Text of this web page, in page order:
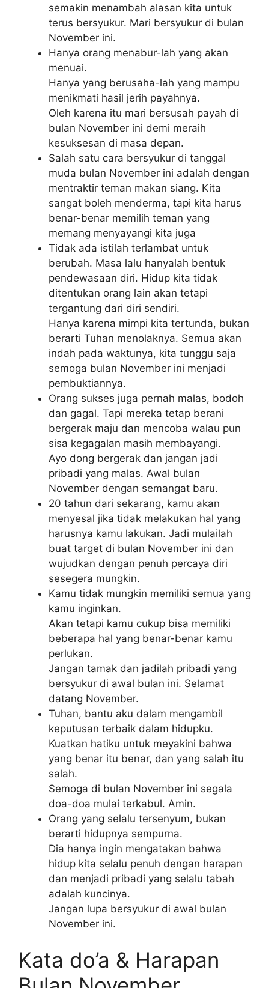
semakin menambah alasan kita untuk
terus bersyukur. Mari bersyukur di bulan
November ini.
Hanya orang menabur-lah yang akan
menuai.
Hanya yang berusaha-lah yang mampu
menikmati hasil jerih payahnya.
Oleh karena itu mari bersusah payah di
bulan November ini demi meraih
kesuksesan di masa depan.
Salah satu cara bersyukur di tanggal
muda bulan November ini adalah dengan
mentraktir teman makan siang. Kita
sangat boleh menderma, tapi kita harus
benar-benar memilih teman yang
memang menyayangi kita juga
Tidak ada istilah terlambat untuk
berubah. Masa lalu hanyalah bentuk
pendewasaan diri. Hidup kita tidak
ditentukan orang lain akan tetapi
tergantung dari diri sendiri.
Hanya karena mimpi kita tertunda, bukan
berarti Tuhan menolaknya. Semua akan
indah pada waktunya, kita tunggu saja
semoga bulan November ini menjadi
pembuktiannya.
Orang sukses juga pernah malas, bodoh
dan gagal. Tapi mereka tetap berani
bergerak maju dan mencoba walau pun
sisa kegagalan masih membayangi.
Ayo dong bergerak dan jangan jadi
pribadi yang malas. Awal bulan
November dengan semangat baru.
20 tahun dari sekarang, kamu akan
menyesal jika tidak melakukan hal yang
harusnya kamu lakukan. Jadi mulailah
buat target di bulan November ini dan
wujudkan dengan penuh percaya diri
sesegera mungkin.
Kamu tidak mungkin memiliki semua yang
kamu inginkan.
Akan tetapi kamu cukup bisa memiliki
beberapa hal yang benar-benar kamu
perlukan.
Jangan tamak dan jadilah pribadi yang
bersyukur di awal bulan ini. Selamat
datang November.
Tuhan, bantu aku dalam mengambil
keputusan terbaik dalam hidupku.
Kuatkan hatiku untuk meyakini bahwa
yang benar itu benar, dan yang salah itu
salah.
Semoga di bulan November ini segala
doa-doa mulai terkabul. Amin.
Orang yang selalu tersenyum, bukan
berarti hidupnya sempurna.
Dia hanya ingin mengatakan bahwa
hidup kita selalu penuh dengan harapan
dan menjadi pribadi yang selalu tabah
adalah kuncinya.
Jangan lupa bersyukur di awal bulan
November ini.
Kata do’a & Harapan